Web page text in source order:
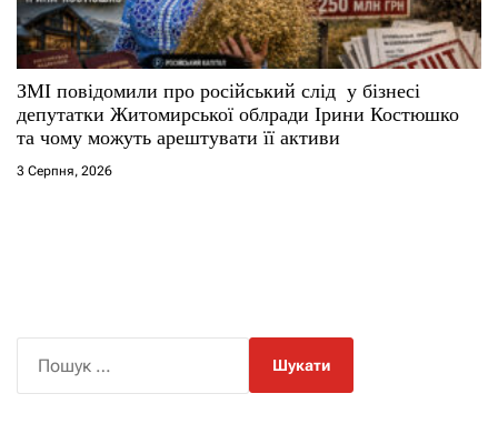
ЗМІ повідомили про російський слід у бізнесі
депутатки Житомирської облради Ірини Костюшко
та чому можуть арештувати її активи
3 Серпня, 2026